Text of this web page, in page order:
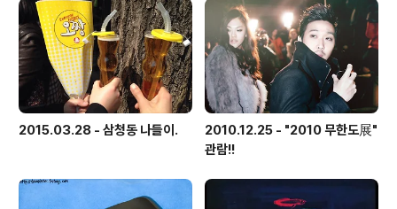
2015.03.28 - 삼청동 나들이.
2010.12.25 - "2010 무한도展"
관람!!